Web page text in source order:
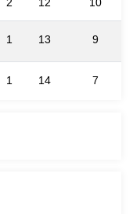
1 13 9
1 14 7